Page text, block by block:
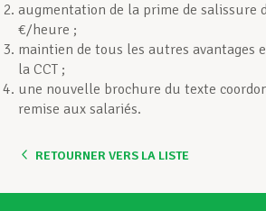
augmentation de la prime de salissure
€/heure ;
maintien de tous les autres avantages
la CCT ;
une nouvelle brochure du texte
remise aux salariés.
RETOURNER VERS LA LISTE